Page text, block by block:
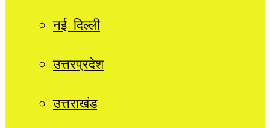
नई दिल्ली
उत्तरप्रदेश
उत्तराखंड